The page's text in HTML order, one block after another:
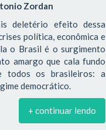
Zordan
deletério efeito dessa
política, econômica e
o Brasil é o surgimento
amargo que cala fundo
todos os brasileiros: a
democrático.
+ continuar lendo